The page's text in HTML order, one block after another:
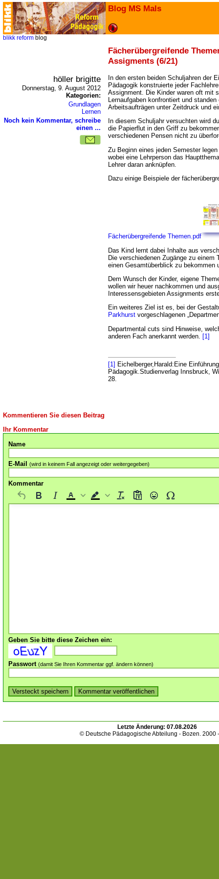
Blog MS Mals
blikk reform blog
Fächerübergreifende
Assigments (6/21)
höller brigitte
Donnerstag, 9. August 2012
Kategorien:
Grundlagen
Lernen
Noch kein Kommentar, schreibe
einen ...
In den ersten beiden Schuljahren der
Pädagogik konstruierte jeder
Assignment. Die Kinder waren oft mit
Lernaufgaben konfrontiert und
Arbeitsaufträgen unter Zeitdruck und
In diesem Schuljahr versuchten wird
die Papierflut in den Griff zu
verschiedenen Pensen nicht zu
Zu Beginn eines jeden Semester
wobei eine Lehrperson das
Lehrer daran anknüpfen.
Dazu einige Beispiele der
Fächerübergreifende Themen.pdf
Das Kind lernt dabei Inhalte aus
Die verschiedenen Zugänge zu einem
einen Gesamtüberblick zu bekommen
Dem Wunsch der Kinder, eigene
wollen wir heuer nachkommen und
Interessensgebieten Assignments
Ein weiteres Ziel ist es, bei der
Parkhurst vorgeschlagenen
Departmental cuts sind Hinweise,
anderen Fach anerkannt werden. [1]
[1] Eichelberger,Harald:Eine
Pädagogik.Studienverlag Innsbruck,
28.
Kommentieren Sie diesen Beitrag
Ihr Kommentar
Name
E-Mail (wird in keinem Fall angezeigt oder weitergegeben)
Kommentar
Geben Sie bitte diese Zeichen ein:
Passwort (damit Sie Ihren Kommentar ggf. ändern können)
Letzte Änderung: 07.08.2026
© Deutsche Pädagogische Abteilung - Bozen. 2000